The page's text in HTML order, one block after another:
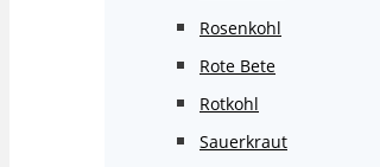
Rosenkohl
Rote Bete
Rotkohl
Sauerkraut